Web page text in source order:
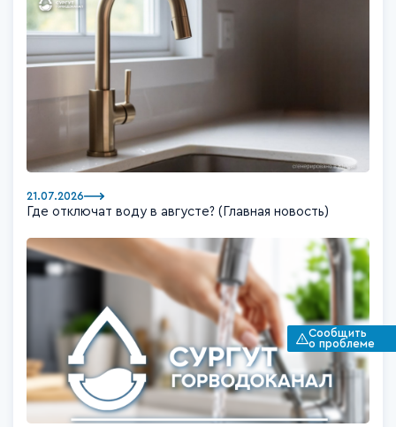
21.07.2026
Где отключат воду в августе? (Главная новость)
Сообщить
о проблеме